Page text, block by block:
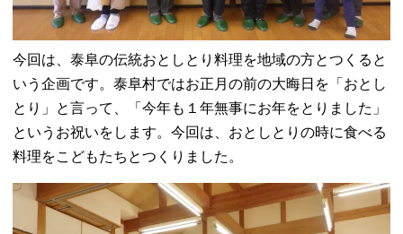
今回は、泰阜の伝統おとしとり料理を地域の方とつくると
いう企画です。泰阜村ではお正月の前の大晦日を「おとし
とり」と言って、「今年も１年無事にお年をとりました」
というお祝いをします。今回は、おとしとりの時に食べる
料理をこどもたちとつくりました。